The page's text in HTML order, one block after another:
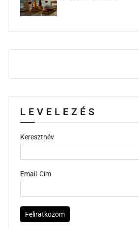
LEVELEZÉS
Keresztnév
Email Cím